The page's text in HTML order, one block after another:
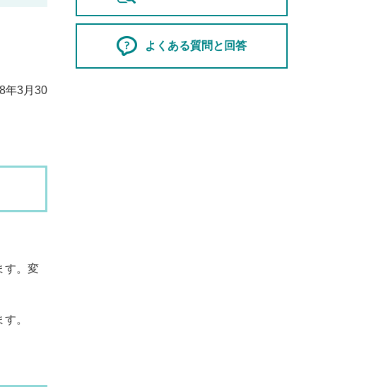
年3月30
す。変
。
よくある質問と回答